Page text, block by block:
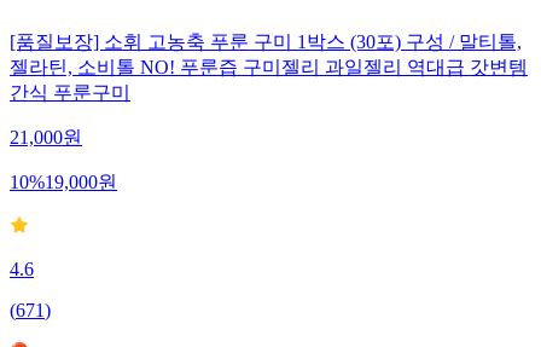
[품질보장] 소휘 고농축 푸룬 구미 1박스 (30포) 구성 / 말티톨,
젤라틴, 소비톨 NO! 푸룬즙 구미젤리 과일젤리 역대급 갓변템
간식 푸룬구미
21,000원
10%19,000원
4.6
(671)